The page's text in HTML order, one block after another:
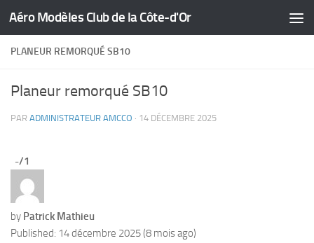
Skip to content
Aéro Modèles Club de la Côte-d'Or
PLANEUR REMORQUÉ SB10
Planeur remorqué SB10
PAR ADMINISTRATEUR AMCCO · 14 DÉCEMBRE 2025
-/1
by Patrick Mathieu
Published: 14 décembre 2025 (8 mois ago)